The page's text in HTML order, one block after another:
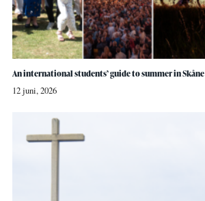
An international students’ guide to summer in Skåne
12 juni, 2026